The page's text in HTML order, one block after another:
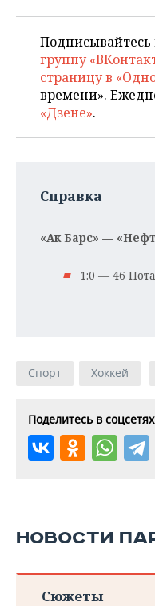
Подписывайтесь
группу
страницу в
времени».
«Дзене».
Справка
«Ак Барс» —
1:0 — 46
Спорт Хоккей
Поделитесь в соцсетях
НОВОСТИ
Сюжеты